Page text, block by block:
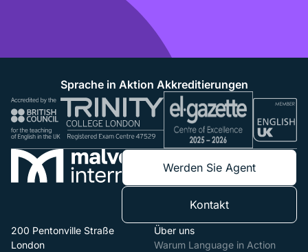
Sprache in Aktion Akkreditierungen
Werden Sie Agent
Kontakt
200 Pentonville Straße
London
Über uns
Warum Language in Action